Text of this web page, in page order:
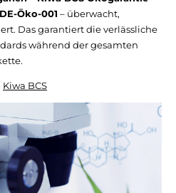
Öko-001 – überwacht,
Das garantiert die verlässliche
während der gesamten
Kiwa BCS